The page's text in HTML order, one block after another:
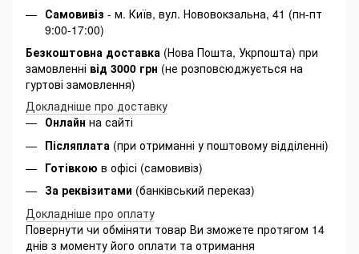
Самовивіз - м. Київ, вул. Нововокзальна, 41 (пн-пт
9:00-17:00)
Безкоштовна доставка (Нова Пошта, Укрпошта) при
замовленні від 3000 грн (не розповсюджується на
гуртові замовлення)
Докладніше про доставку
Онлайн на сайті
Післяплата (при отриманні у поштовому відділенні)
Готівкою в офісі (самовивіз)
За реквізитами (банківський переказ)
Докладніше про оплату
Повернути чи обміняти товар Ви зможете протягом 14
днів з моменту його оплати та отримання